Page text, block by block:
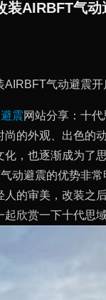
装AIRBFT气
AIRBFT气动避震
震网站分享：十
尚的外观、出色的
化，也逐渐成为了
动避震的优势非
人的审美，改装之
起欣赏一下十代思